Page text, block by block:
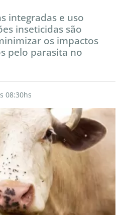
integradas e uso
inseticidas são
os impactos
pelo parasita no
08:30hs